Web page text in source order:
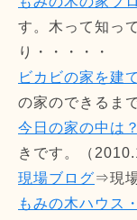
す。木って知っ
り・・・・・
ビカビの家を建
の家のできるま
今日の家の中は
きです。（
現場ブログ⇒現
もみの木ハウス